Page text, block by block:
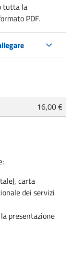
tutta la
PDF.
16,00 €
carta
dei servizi
presentazione